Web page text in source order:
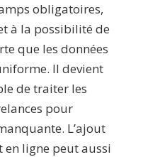
obligatoires,
à la possibilité de
que les données
Il devient
de traiter les
pour
L’ajout
en ligne peut aussi